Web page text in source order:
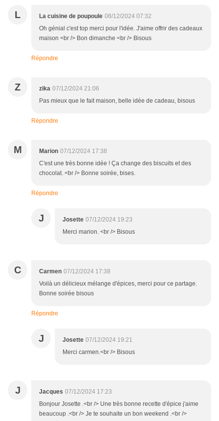
L La cuisine de poupoule 08/12/2024 07:32
Oh génial c'est top merci pour l'idée. J'aime offrir des cadeaux
maison <br /> Bon dimanche <br /> Bisous
Répondre
Z zika 07/12/2024 21:06
Pas mieux que le fait maison, belle idée de cadeau, bisous
Répondre
M Marion 07/12/2024 17:38
C'est une très bonne idée ! Ça change des biscuits et des
chocolat. <br /> Bonne soirée, bises.
Répondre
J Josette 07/12/2024 19:23
Merci marion. <br /> Bisous
C Carmen 07/12/2024 17:38
Voilà un délicieux mélange d'épices, merci pour ce partage.
Bonne soirée bisous
Répondre
J Josette 07/12/2024 19:21
Merci carmen.<br /> Bisous
J Jacques 07/12/2024 17:23
Bonjour Josette .<br /> Une très bonne recette d'épice j'aime
beaucoup .<br /> Je te souhaite un bon weekend .<br />